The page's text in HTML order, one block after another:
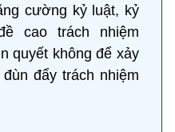
cường kỷ luật, kỷ
cao trách nhiệm
quyết không để xảy
đẩy trách nhiệm